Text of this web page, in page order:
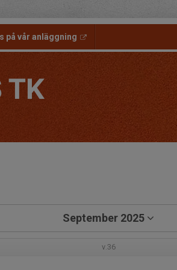
på vår anläggning
TK
September 2025
v.36